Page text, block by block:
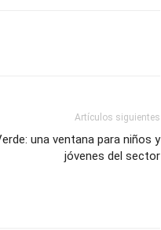
Artículos siguientes
una ventana para niños y
jóvenes del sector